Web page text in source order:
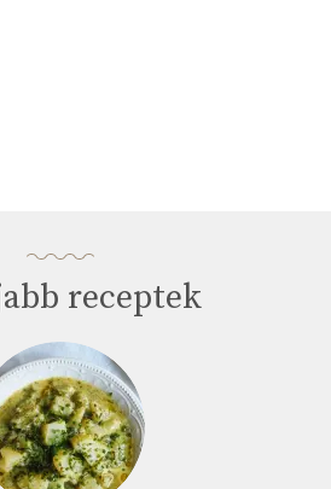
receptek